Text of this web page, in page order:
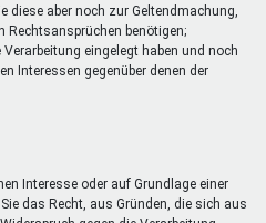
diese aber noch zur Geltendmachung,
Rechtsansprüchen benötigen;
eingelegt haben und noch
Interessen gegenüber denen der
Interesse oder auf Grundlage einer
das Recht, aus Gründen, die sich aus